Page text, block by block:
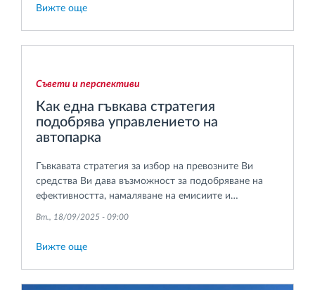
Вижте още
Съвети и перспективи
Как една гъвкава стратегия
подобрява управлението на
автопарка
Гъвкавата стратегия за избор на превозните Ви
средства Ви дава възможност за подобряване на
ефективността, намаляване на емисиите и
Вт., 18/09/2025 - 09:00
Вижте още